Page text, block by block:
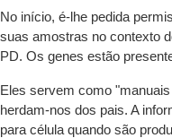
No início, é-lhe pedida
suas amostras no contexto
PD. Os genes estão
Eles servem como
herdam-nos dos pais. A
para célula quando são